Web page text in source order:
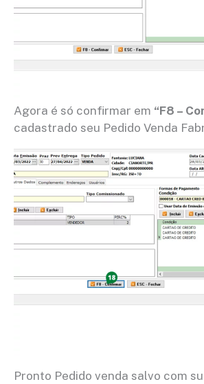
Agora é só confirmar em “F8 –
cadastrado seu Pedido Venda
Pronto Pedido venda salvo com